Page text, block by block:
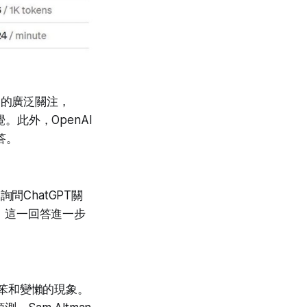
廣泛關注，
此外，OpenAI
問ChatGPT關
一回答進一步
變懶的現象。